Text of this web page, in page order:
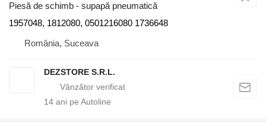
Piesă de schimb - supapă pneumatică
1957048, 1812080, 0501216080 1736648
România, Suceava
DEZSTORE S.R.L.
14 ani pe Autoline